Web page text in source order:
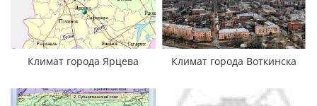
Климат города Ярцева Климат города Воткинска